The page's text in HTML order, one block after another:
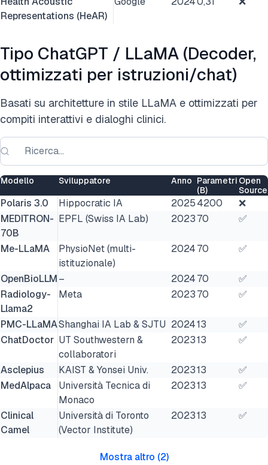
Representations (HeAR)
Tipo ChatGPT / LLaMA (Decoder,
ottimizzati per istruzioni/chat)
Basati su architetture in stile LLaMA e ottimizzati per
compiti interattivi e dialoghi clinici.
Modello Sviluppatore Anno Parametri
(B)
Open
Source
Polaris 3.0 Hippocratic IA 20254200
❌
MEDITRON-
70B
EPFL (Swiss IA Lab) 202370 ✅
Me-LLaMA
PhysioNet (multi-
istituzionale)
202470 ✅
OpenBioLLM– 202470
✅
Radiology-
Llama2
Meta 202370 ✅
PMC-LLaMAShanghai IA Lab & SJTU 202413
✅
ChatDoctor UT Southwestern &
collaboratori
202313 ✅
Asclepius KAIST & Yonsei Univ. 202313
✅
MedAlpaca
Università Tecnica di
Monaco
202313 ✅
Clinical
Camel
Università di Toronto
(Vector Institute)
202313 ✅
Mostra altro (2)